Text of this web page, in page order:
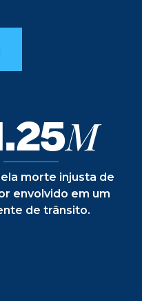
M
morte injusta de
envolvido em um
de trânsito.